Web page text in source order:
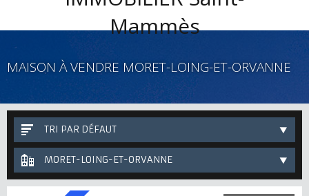
MAISON À VENDRE MORET-LOING-ET-ORVANNE
TRI PAR DÉFAUT
MORET-LOING-ET-ORVANNE